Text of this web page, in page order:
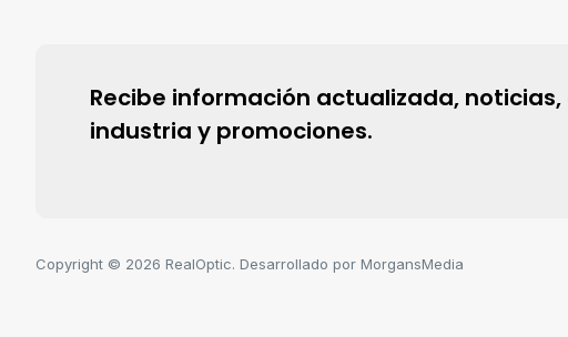
Recibe información actualizada, noticias,
industria y promociones.
Copyright © 2026 RealOptic. Desarrollado por MorgansMedia